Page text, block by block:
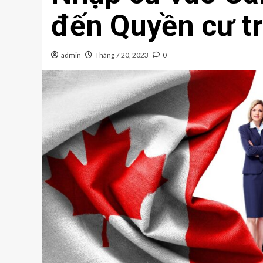
đến Quyền cư
admin Tháng 7 20, 2023 0